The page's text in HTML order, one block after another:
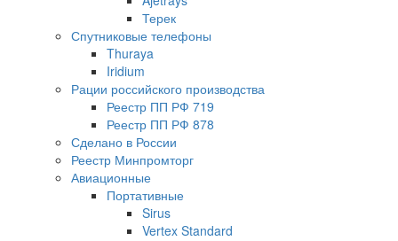
Терек
Спутниковые телефоны
Thuraya
Iridium
Рации российского производства
Реестр ПП РФ 719
Реестр ПП РФ 878
Сделано в России
Реестр Минпромторг
Авиационные
Портативные
Sirus
Vertex Standard